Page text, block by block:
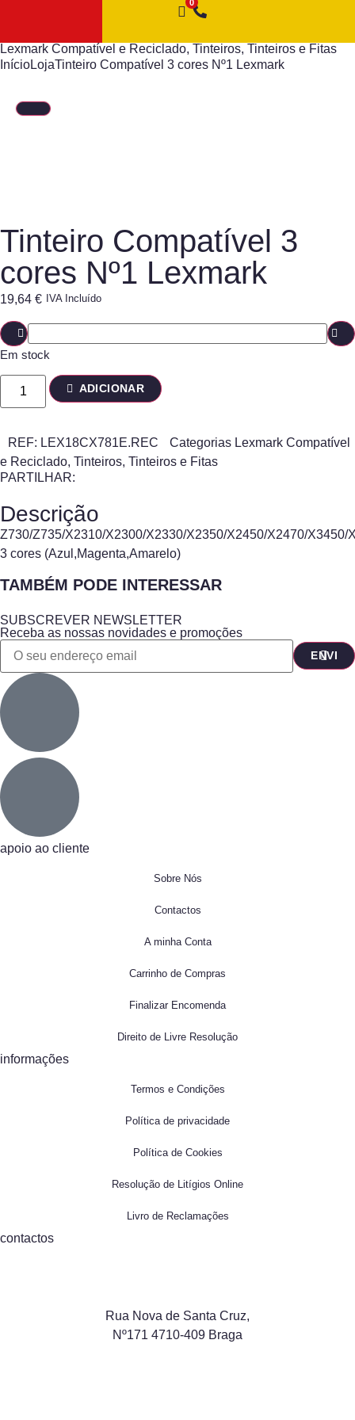
Lexmark Compatível e Reciclado, Tinteiros, Tinteiros e Fitas
InícioLojaTinteiro Compatível 3 cores Nº1 Lexmark
Tinteiro Compatível 3
cores Nº1 Lexmark
19,64 € IVA Incluído
Em stock
ADICIONAR
REF: LEX18CX781E.REC Categorias Lexmark Compatível
e Reciclado, Tinteiros, Tinteiros e Fitas
PARTILHAR:
Descrição
Z730/Z735/X2310/X2300/X2330/X2350/X2450/X2470/X3450/
3 cores (Azul,Magenta,Amarelo)
TAMBÉM PODE INTERESSAR
SUBSCREVER NEWSLETTER
Receba as nossas novidades e promoções
apoio ao cliente
Sobre Nós
Contactos
A minha Conta
Carrinho de Compras
Finalizar Encomenda
Direito de Livre Resolução
informações
Termos e Condições
Política de privacidade
Política de Cookies
Resolução de Litígios Online
Livro de Reclamações
contactos
Rua Nova de Santa Cruz,
Nº171 4710-409 Braga